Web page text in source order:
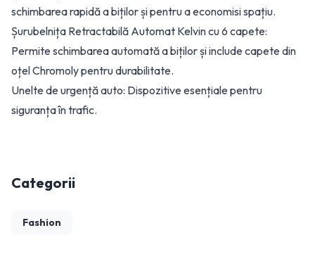
schimbarea rapidă a biților și pentru a economisi spațiu.
Șurubelnița Retractabilă Automat Kelvin cu 6 capete:
Permite schimbarea automată a biților și include capete din
oțel Chromoly pentru durabilitate.
Unelte de urgență auto: Dispozitive esențiale pentru
siguranța în trafic.
Categorii
Fashion